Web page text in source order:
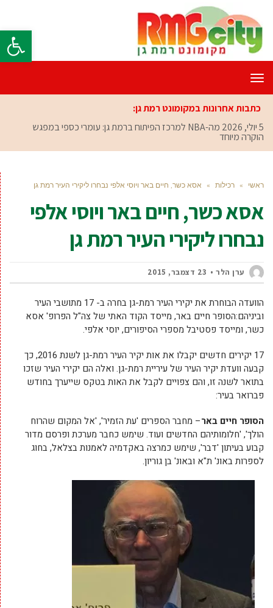
פתח
תפריט
כתבות אחרונות במקומונט רמת גן:
5 יולי, 2026
מה-NBA למרכז הפיתוח ברמת גן: עומרי כספי במפגש
הוקרה מיוחד
ראשי » רכילות » אסא כשר, חיים באר ויוסי אלפי נבחרו ליקירי העיר רמת גן
אסא כשר, חיים באר ויוסי אלפי
נבחרו ליקירי העיר רמת גן
ערן הלר 23 דצמבר, 2015
הוועדה הבוחרת את יקירי העיר רמת-גן בחרה ב- 17 מתושבי העיר
וביניהם:הסופר חיים באר, מייסד הקוד האתי של צה"ל הפרופ' אסא
כשר, ומייסד פסטיבל מספרי הסיפורים, יוסי אלפי.
17 יקירים חדשים יקבלו את אות יקיר העיר רמת-גן לשנת 2016, כך
קבעה וועדת יקיר העיר של עיריית רמת-גן. ואלה הם יקירי העיר שזכו
בתואר לשנה זו, והם צפויים לקבל את האות בטקס שייערך בחודש
פברואר בעיר:
הסופר חיים באר– מחבר הספרים 'עת הזמיר', 'אל המקום שהרוח
הולך', 'חלומותיהם החדשים ועוד. שימש כחבר מערכת ופרסם מדור
קבוע בעיתון 'דבר', שימש כמרצה באקדמיה לאמנות בצלאל, בחוג
לספרות באונ' ת"א ובאונ' בן גוריון.